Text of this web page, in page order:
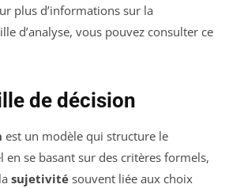
plus d’informations sur la
d’analyse, vous pouvez consulter ce
de décision
est un modèle qui structure le
en se basant sur des critères formels,
sujetivité souvent liée aux choix